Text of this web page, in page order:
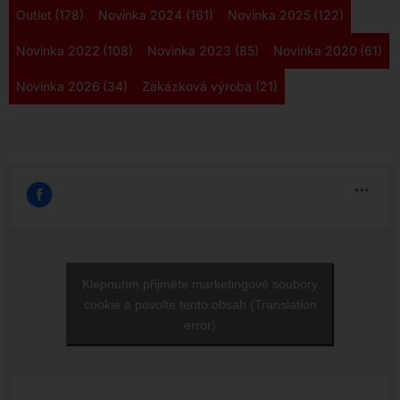
Outlet (178) Novinka 2024 (161) Novinka 2025 (122)
Novinka 2022 (108) Novinka 2023 (85) Novinka 2020 (61)
Novinka 2026 (34) Zakázková výroba (21)
Klepnutím přijměte marketingové soubory
cookie a povolte tento obsah (Translation
error)